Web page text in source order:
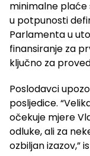
minimalne plaće
u potpunosti
Parlamenta u
finansiranje za
ključno za
Poslodavci
posljedice.
očekuje mjere
odluke, ali za
ozbiljan izazov,”